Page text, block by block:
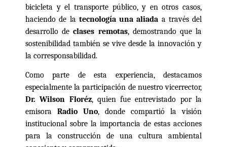
bicicleta y el transporte público, y en otros casos,
haciendo de la tecnología una aliada a través del
desarrollo declases remotas, demostrando que la
sostenibilidad también se vive desde la innovación y
la corresponsabilidad.
Como parte de esta experiencia, destacamos
especialmente la participación de nuestro vicerrector,
Dr. Wilson Floréz, quien fue entrevistado por la
emisora Radio Uno, donde compartió la visión
institucional sobre la importancia de estas acciones
para la construcción de una cultura ambiental